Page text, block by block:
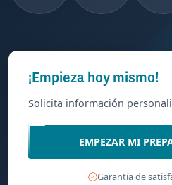
¡Empieza hoy mismo!
Solicita información
EMPEZAR MI
Garantía de